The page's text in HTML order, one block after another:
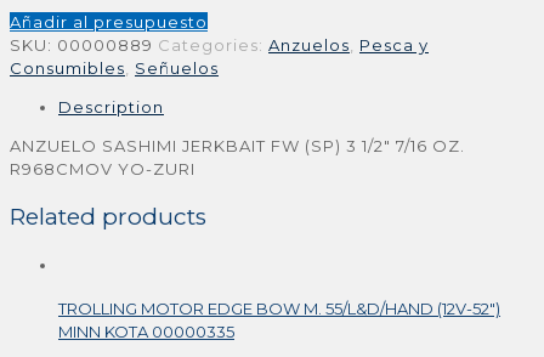
Añadir al presupuesto
SKU: 00000889 Categories: Anzuelos
Pesca y
Consumibles
Señuelos
Description
ANZUELO SASHIMI JERKBAIT FW (SP) 3 1/2″ 7/16 OZ.
R968CMOV YO-ZURI
Related products
TROLLING MOTOR EDGE BOW M. 55/L&D/HAND (12V-52″)
MINN KOTA 00000335